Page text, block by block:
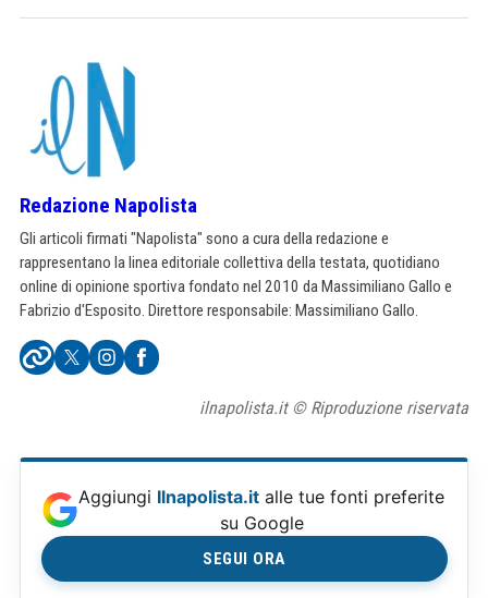
Redazione Napolista
Gli articoli firmati "Napolista" sono a cura della redazione e
rappresentano la linea editoriale collettiva della testata, quotidiano
online di opinione sportiva fondato nel 2010 da Massimiliano Gallo e
Fabrizio d'Esposito. Direttore responsabile: Massimiliano Gallo.
ilnapolista.it © Riproduzione riservata
Aggiungi Ilnapolista.it alle tue fonti preferite
su Google
SEGUI ORA